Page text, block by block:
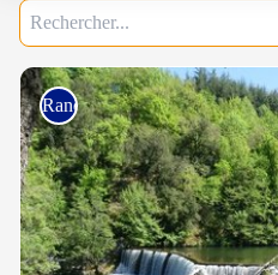
Recherche
Rando à pied